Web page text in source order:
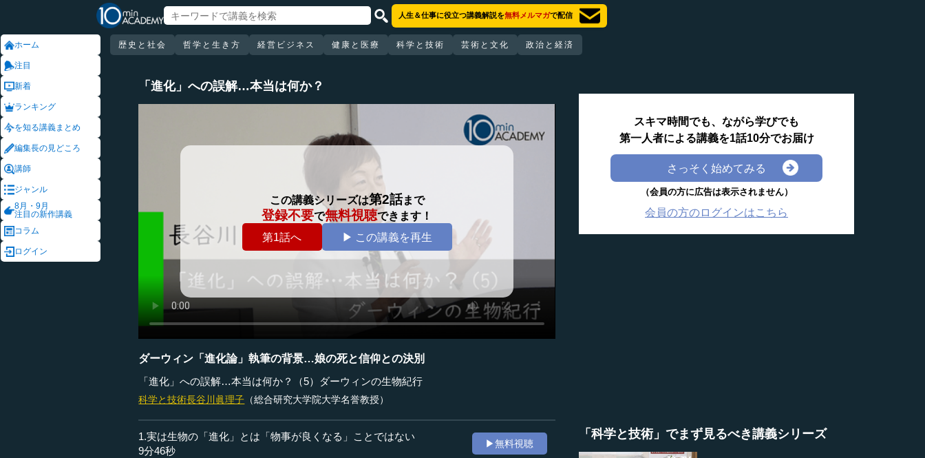
ホーム
注目
新着
ランキング
を知る講義まとめ
編集長の見どころ
講師
ジャンル
8月・9月
注目の新作講義
コラム
ログイン
人生＆仕事に役立つ講義解説を無料メルマガで配信
歴史と社会 哲学と生き方 経営ビジネス 健康と医療 科学と技術 芸術と文化 政治と経済
「進化」への誤解…本当は何か？
この講義シリーズは第2話まで
登録不要で無料視聴できます！
第1話へ
▶ この講義を再生
ダーウィン「進化論」執筆の背景…娘の死と信仰との決別
「進化」への誤解…本当は何か？（5）ダーウィンの生物紀行
科学と技術長谷川眞理子 （総合研究大学院大学名誉教授）
1.実は生物の「進化」とは「物事が良くなる」ことではない
9分46秒
▶無料視聴
スキマ時間でも、ながら学びでも
第一人者による講義を1話10分でお届け
さっそく始めてみる
（会員の方に広告は表示されません）
会員の方のログインはこちら
「科学と技術」でまず見るべき講義シリーズ